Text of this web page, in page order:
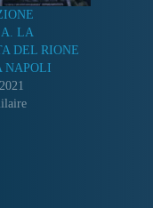
LA
DEL RIONE
NAPOLI